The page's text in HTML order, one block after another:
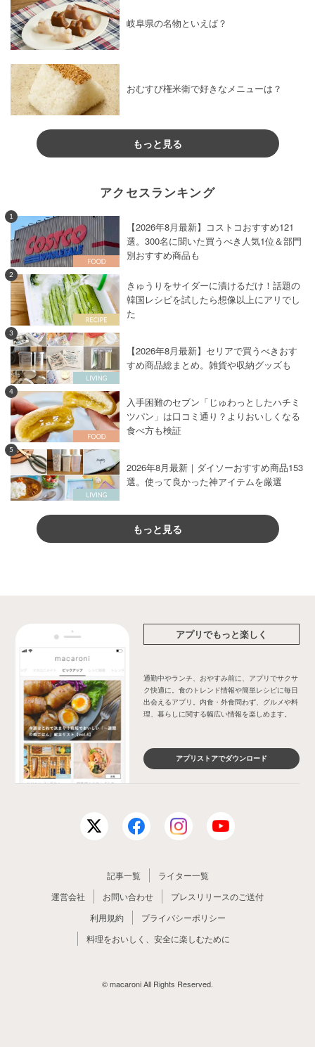
岐阜県の名物といえば？
おむすび権米衛で好きなメニューは？
もっと見る
アクセスランキング
1
【2026年8月最新】コストコおすすめ121
選。300名に聞いた買うべき人気1位＆部門
別おすすめ商品も
2
きゅうりをサイダーに漬けるだけ！話題の
韓国レシピを試したら想像以上にアリでし
た
3
【2026年8月最新】セリアで買うべきおす
すめ商品総まとめ。雑貨や収納グッズも
4
入手困難のセブン「じゅわっとしたハチミ
ツパン」は口コミ通り？よりおいしくなる
食べ方も検証
5
2026年8月最新｜ダイソーおすすめ商品153
選。使って良かった神アイテムを厳選
もっと見る
アプリでもっと楽しく
通勤中やランチ、おやすみ前に、アプリでサクサ
ク快適に。食のトレンド情報や簡単レシピに毎日
出会えるアプリ。内食・外食問わず、グルメや料
理、暮らしに関する幅広い情報を楽しめます。
アプリストアでダウンロード
記事一覧
ライター一覧
運営会社
お問い合わせ
プレスリリースのご送付
利用規約
プライバシーポリシー
料理をおいしく、安全に楽しむために
© macaroni All Rights Reserved.